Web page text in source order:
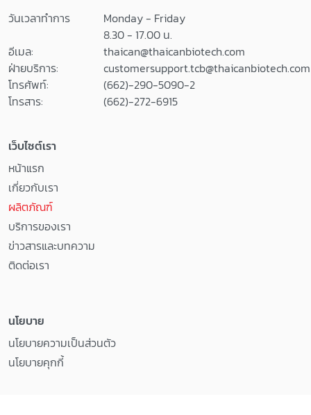
วันเวลาทำการ
Monday - Friday
8.30 - 17.00 น.
อีเมล:
thaican@thaicanbiotech.com
ฝ่ายบริการ:
customersupport.tcb@thaicanbiotech.com
โทรศัพท์:
(662)-290-5090-2
โทรสาร:
(662)-272-6915
เว็บไซต์เรา
หน้าแรก
เกี่ยวกับเรา
ผลิตภัณฑ์
บริการของเรา
ข่าวสารและบทความ
ติดต่อเรา
นโยบาย
นโยบายความเป็นส่วนตัว
นโยบายคุกกี้